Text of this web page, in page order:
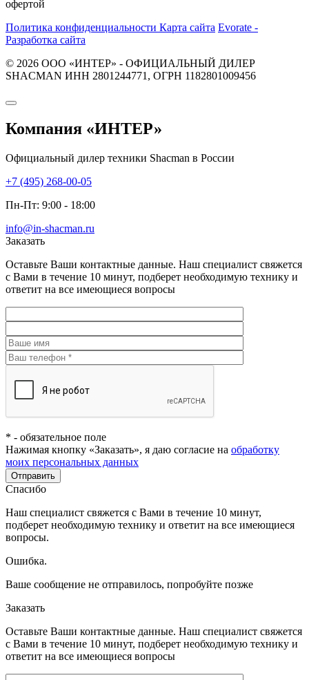
офертой
Политика конфиденциальности Карта сайта Evorate -
Разработка сайта
© 2026 ООО «ИНТЕР» - ОФИЦИАЛЬНЫЙ ДИЛЕР
SHACMAN ИНН 2801244771, ОГРН 1182801009456
Компания «ИНТЕР»
Официальный дилер техники Shacman в России
+7 (495) 268-00-05
Пн-Пт: 9:00 - 18:00
info@in-shacman.ru
Заказать
Оставьте Ваши контактные данные. Наш специалист свяжется
с Вами в течение 10 минут, подберет необходимую технику и
ответит на все имеющиеся вопросы
* - обязательное поле
Нажимая кнопку «Заказать», я даю согласие на обработку
моих персональных данных
Отправить
Спасибо
Наш специалист свяжется с Вами в течение 10 минут,
подберет необходимую технику и ответит на все имеющиеся
вопросы.
Ошибка.
Ваше сообщение не отправилось, попробуйте позже
Заказать
Оставьте Ваши контактные данные. Наш специалист свяжется
с Вами в течение 10 минут, подберет необходимую технику и
ответит на все имеющиеся вопросы